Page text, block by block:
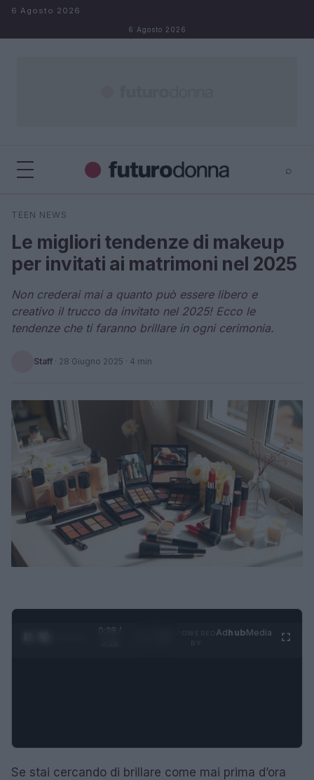
Salta al contenuto
6 Agosto 2026
6 Agosto 2026
⌕
Cerca
TEEN NEWS
Le migliori tendenze di makeup
per invitati ai matrimoni nel 2025
Non crederai mai a quanto può essere libero e
creativo il trucco da invitato nel 2025! Ecco le
tendenze che ti faranno brillare in ogni cerimonia.
Staff · 28 Giugno 2025 · 4 min
0:29 /
AdhubMedia
Se stai cercando di brillare come mai prima d’ora